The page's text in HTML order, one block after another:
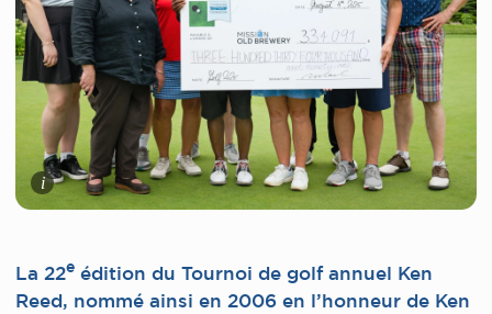
i
La 22e édition du Tournoi de golf annuel Ken
Reed, nommé ainsi en 2006 en l’honneur de Ken